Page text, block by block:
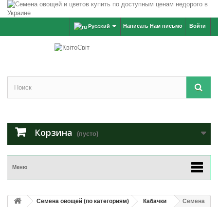
Войти
Написать Нам письмо
Русский
Корзина (пусто)
Меню
Семена овощей (по категориям) Кабачки
Семена